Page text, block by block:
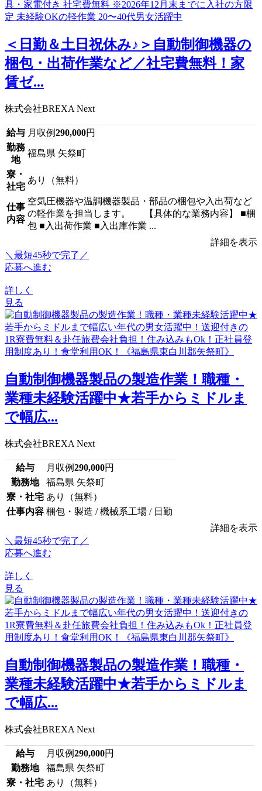
＜日勤＆土日祝休み♪＞自動制御機器の
梱包・出荷作業など／社宅費無料！家
賃ゼ...
株式会社BREXA Next
給与 月収例290,000円
勤務
地
福島県 矢祭町
寮・
社宅
あり（無料）
仕事
内容
空気圧機器や温調機器製品・部品の梱包や入出荷など
の軽作業を担当します。 【具体的な業務内容】 ■梱
包 ■入出荷作業 ■入出庫作業 ...
詳細を表示
＼最短45秒で完了／
応募へ進む
詳しく
見る
自動制御機器製品の製造作業！職種・
業種未経験活躍中★若手からミドルま
で幅広...
株式会社BREXA Next
給与 月収例290,000円
勤務地
福島県 矢祭町
寮・社宅 あり（無料）
仕事内容 梱包・製造 / 機械系工場 / 日勤
詳細を表示
＼最短45秒で完了／
応募へ進む
詳しく
見る
自動制御機器製品の製造作業！職種・
業種未経験活躍中★若手からミドルま
で幅広...
株式会社BREXA Next
給与 月収例290,000円
勤務地
福島県 矢祭町
寮・社宅 あり（無料）